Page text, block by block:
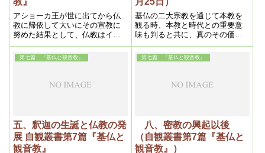
アショーカ王が世に出てから仏
教に帰依して大いにその宣教に
努めた結果として、仏教はイン
ドの内外に伝播してゆきまし
た。
基仏の二大宗教を通じて本教を
観る時、本教と時代との重要意
味も判ると共に、真のその価値
を見出し得るであろう。
第七篇 『基仏と観音教』
五、釈迦の生誕と仏教の発
展 自観叢書第7篇『基仏と
観音教』
第七篇 『基仏と観音教』
八、密教の興起以後
（自観叢書第7篇『基仏と
観音教』）